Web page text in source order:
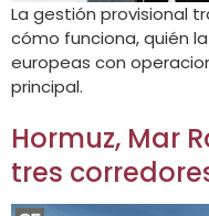
La gestión provisional
cómo funciona, quién
europeas con
principal.
Hormuz, Mar
tres